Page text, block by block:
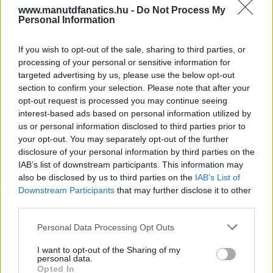
www.manutdfanatics.hu - Do Not Process My
Personal Information
If you wish to opt-out of the sale, sharing to third parties, or
processing of your personal or sensitive information for
targeted advertising by us, please use the below opt-out
section to confirm your selection. Please note that after your
opt-out request is processed you may continue seeing
interest-based ads based on personal information utilized by
us or personal information disclosed to third parties prior to
your opt-out. You may separately opt-out of the further
disclosure of your personal information by third parties on the
IAB’s list of downstream participants. This information may
also be disclosed by us to third parties on the IAB’s List of
Downstream Participants that may further disclose it to other
Please note that this website/app uses one or more Google
not limited to your visit or usage behaviour. You may click to
grant or deny consent to Google and its third-party tags to
Personal Data Processing Opt Outs
I want to opt-out of the Sharing of my
personal data.
Opted In